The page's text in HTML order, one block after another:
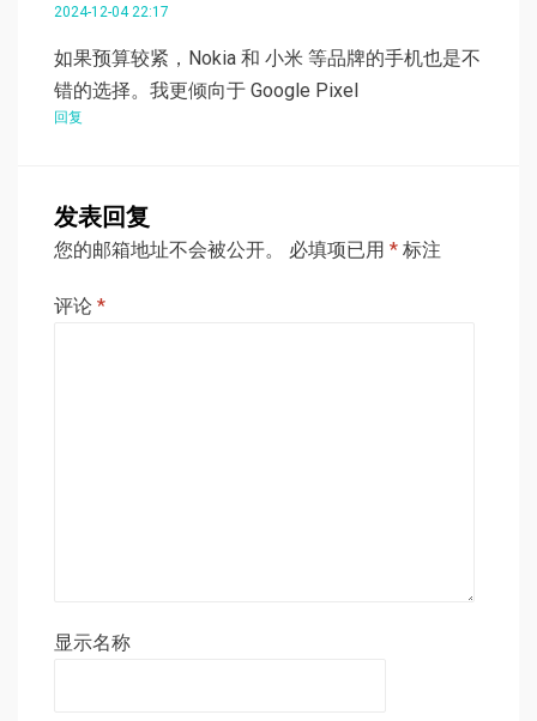
2024-12-04 22:17
如果预算较紧，Nokia 和 小米 等品牌的手机也是不
错的选择。我更倾向于 Google Pixel
回复
发表回复
您的邮箱地址不会被公开。 必填项已用 * 标注
评论 *
显示名称